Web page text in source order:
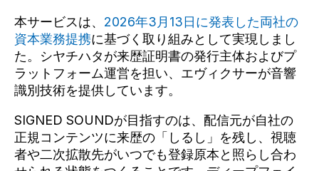
本サービスは、 2026年3月13日に発表した両社の
資本業務提携に基づく取り組みとして実現しまし
た。シヤチハタが来歴証明書の発行主体およびプ
ラットフォーム運営を担い、エヴィクサーが音響
識別技術を提供しています。
SIGNED SOUNDが目指すのは、配信元が自社の
正規コンテンツに来歴の「しるし」を残し、視聴
者や二次拡散先がいつでも登録原本と照らし合わ